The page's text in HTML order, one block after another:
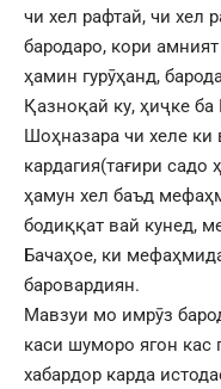
чи хел рафтай, чи хел
бародаро, кори
ҳамин гурӯҳанд,
Қазноқай ку, ҳиҷке
Шоҳназара чи хеле ки
кардагия(тағири
ҳамун хел баъд
бодиққат вай кунед,
Бачаҳое, ки
баровардиян.
Мавзуи мо имрӯз
каси шуморо ягон
хабардор карда